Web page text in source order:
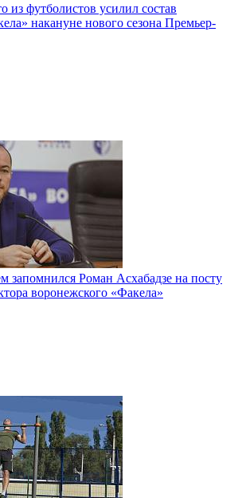
из футболистов усилил состав
накануне нового сезона Премьер-
запомнился Роман Асхабадзе на посту
воронежского «Факела»